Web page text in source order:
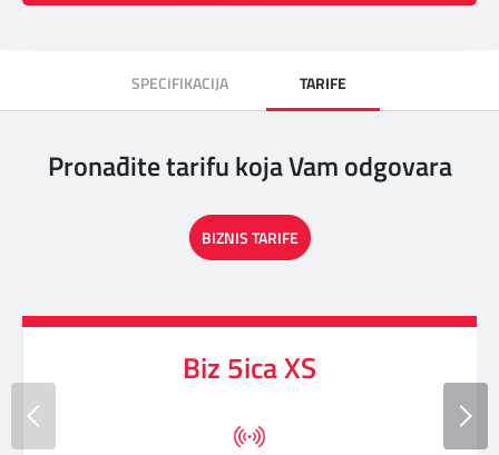
SPECIFIKACIJA TARIFE
Pronađite tarifu koja Vam odgovara
BIZNIS TARIFE
Biz 5ica XS